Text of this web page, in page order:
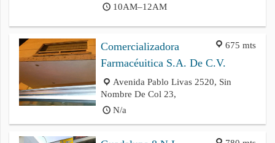
10AM–12AM
675 mts
Comercializadora
Farmacéuitica S.A. De C.V.
Avenida Pablo Livas 2520, Sin
Nombre De Col 23,
N/a